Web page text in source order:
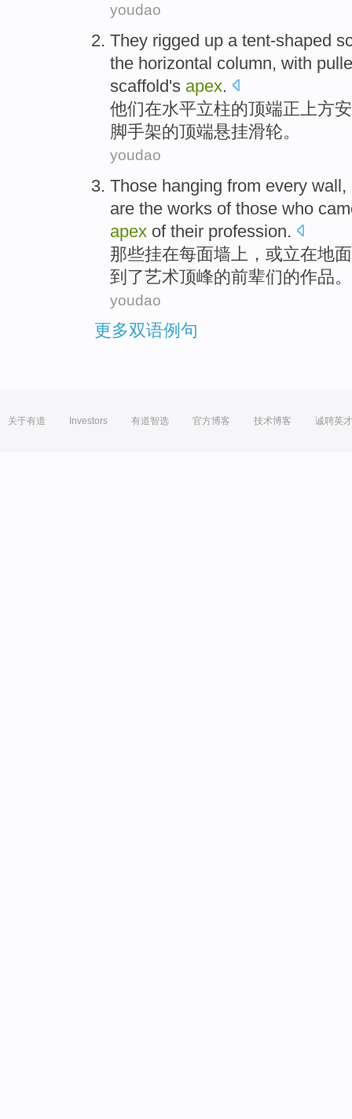
youdao
They rigged up a tent-shaped
the horizontal column, with
scaffold's apex.
他们在水平立柱的顶端正 上方
脚手架的顶端悬挂滑轮。
youdao
Those hanging from every wall,
are the works ofthose who
apex oftheir profession.
那些挂在每面墙上 ， 或立在地面
到 了艺术顶峰的前辈们的作品。
youdao
更多双语例句
关于有道 Investors 有道智选 官方博客 技术博客 诚聘英才